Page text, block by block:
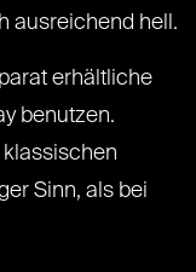
ausreichend hell.
erhältliche
benutzen.
Sinn, als bei